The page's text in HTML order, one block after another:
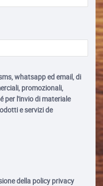
whatsapp ed email, di
promozionali,
per l'invio di materiale
e servizi de
della policy privacy